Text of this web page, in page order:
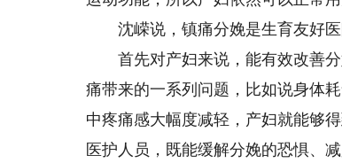
沈嵘说，镇痛分娩是生育友好医
首先对产妇来说，能有效改善分
痛带来的一系列问题，比如说身体
中疼痛感大幅度减轻，产妇就能够
医护人员，既能缓解分娩的恐惧、